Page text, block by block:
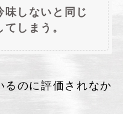
味しないと同じ
しまう。
るのに評価されなか